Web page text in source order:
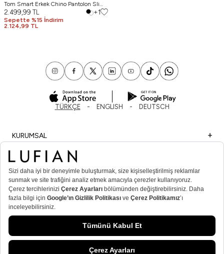
Tom Smart Erkek Chino Pantolon Slim
Fit Lacivert
2.499,99 TL
Sepette %15 İndirim
2.124,99 TL
+1
TÜRKÇE ENGLISH DEUTSCH
KURUMSAL
ALIŞVERİŞ
ÖNEMLİ BİLGİLER
ÜYE
ERKEK POPÜLER KATEGORİLER
KADIN POPÜLER KATEGORİLER
© Lufian.com 2026 Tüm Hakları Saklıdır